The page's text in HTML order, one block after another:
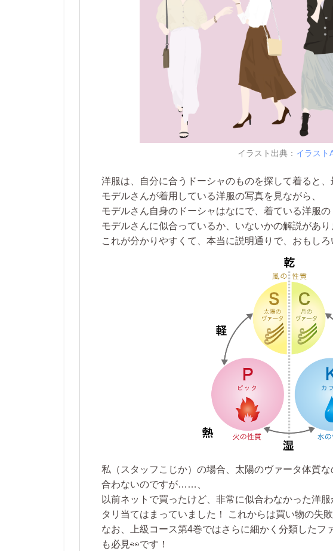
イラスト出典： イラスト
洋服は、自分に合うドーシャのものを探して着ると、
モデルさんが着用している洋服の写真を見ながら、
モデルさん自身のドーシャはなにで、着ている洋服の
モデルさんに似合っているか、いないかの解説があり
これが分かりやすくて、本当に説明通りで、おもしろ
私（スタッフこじか）の場合、太陽のヴァータ体質
合わないのですが……、
以前ネットで買ったけど、非常に似合わなかった洋
タリ当てはまっていました！ これからは買い物の失
なお、上級コース第4巻ではさらに細かく分類したフ
も必見👀です！